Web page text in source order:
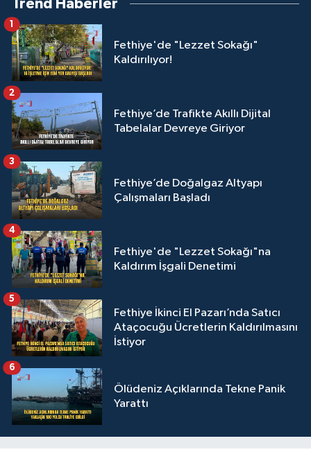
Trend Haberler
Fethiye'de "Lezzet Sokağı"
Kaldırılıyor!
1
Fethiye’de Trafikte Akıllı Dijital
Tabelalar Devreye Giriyor
2
Fethiye’de Doğalgaz Altyapı
Çalışmaları Başladı
3
Fethiye'de "Lezzet Sokağı"na
Kaldırım İşgali Denetimi
4
Fethiye İkinci El Pazarı’nda Satıcı
Ataçocuğu Ücretlerin Kaldırılmasını
İstiyor
5
Ölüdeniz Açıklarında Tekne Panik
Yarattı
6